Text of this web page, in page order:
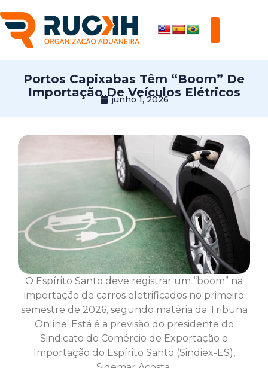
Portos Capixabas Têm “boom” De
Importação De Veículos Elétricos
junho 1, 2026
O Espírito Santo deve registrar um “boom” na
importação de carros eletrificados no primeiro
semestre de 2026, segundo matéria da Tribuna
Online. Está é a previsão do presidente do
Sindicato do Comércio de Exportação e
Importação do Espírito Santo (Sindiex-ES),